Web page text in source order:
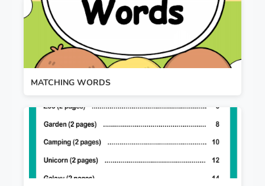
MATCHING WORDS